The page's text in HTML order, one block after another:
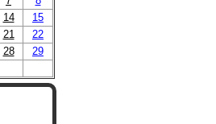
14
15
21
22
28
29